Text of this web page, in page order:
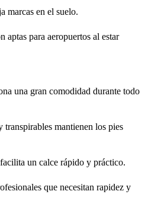
marcas en el suelo.
aptas para aeropuertos al estar
una gran comodidad durante todo
mantienen los pies
un calce rápido y práctico.
que necesitan rapidez y